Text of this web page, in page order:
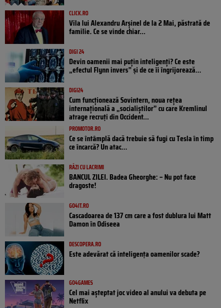
CLICK.RO
Vila lui Alexandru Arșinel de la 2 Mai, păstrată de
familie. Ce se vinde chiar...
DIGI 24
Devin oamenii mai puțin inteligenți? Ce este
„efectul Flynn invers” și de ce îi îngrijorează...
DIGI24
Cum funcționează Sovintern, noua rețea
internațională a „socialiștilor” cu care Kremlinul
atrage recruți din Occident...
PROMOTOR.RO
Ce se întâmplă dacă trebuie să fugi cu Tesla în timp
ce încarcă? Un atac...
RÂZI CU LACRIMI
BANCUL ZILEI. Badea Gheorghe: – Nu pot face
dragoste!
GO4IT.RO
Cascadoarea de 137 cm care a fost dublura lui Matt
Damon în Odiseea
DESCOPERA.RO
Este adevărat că inteligența oamenilor scade?
GO4GAMES
Cel mai așteptat joc video al anului va debuta pe
Netflix